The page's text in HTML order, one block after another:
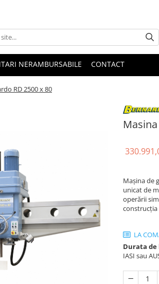
NERAMBURSABILE CONTACT
RD 2500 x 80
Maşina de
unicat de
operării
construcţia
LA
Durata
IASI sau